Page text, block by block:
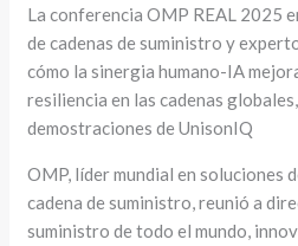
La conferencia OMP REAL 2025
de cadenas de suministro y
cómo la sinergia humano-IA
resiliencia en las cadenas
demostraciones de UnisonIQ
OMP, líder mundial en soluciones
cadena de suministro, reunió a
suministro de todo el mundo,